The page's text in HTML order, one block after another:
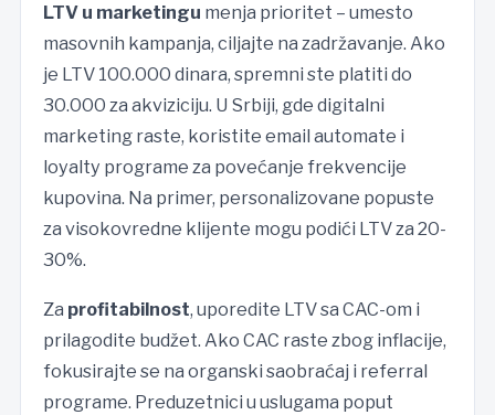
LTV u marketingu menja prioritet – umesto
masovnih kampanja, ciljajte na zadržavanje. Ako
je LTV 100.000 dinara, spremni ste platiti do
30.000 za akviziciju. U Srbiji, gde digitalni
marketing raste, koristite email automate i
loyalty programe za povećanje frekvencije
kupovina. Na primer, personalizovane popuste
za visokovredne klijente mogu podići LTV za 20-
30%.
Za profitabilnost, uporedite LTV sa CAC-om i
prilagodite budžet. Ako CAC raste zbog inflacije,
fokusirajte se na organski saobraćaj i referral
programe. Preduzetnici u uslugama poput